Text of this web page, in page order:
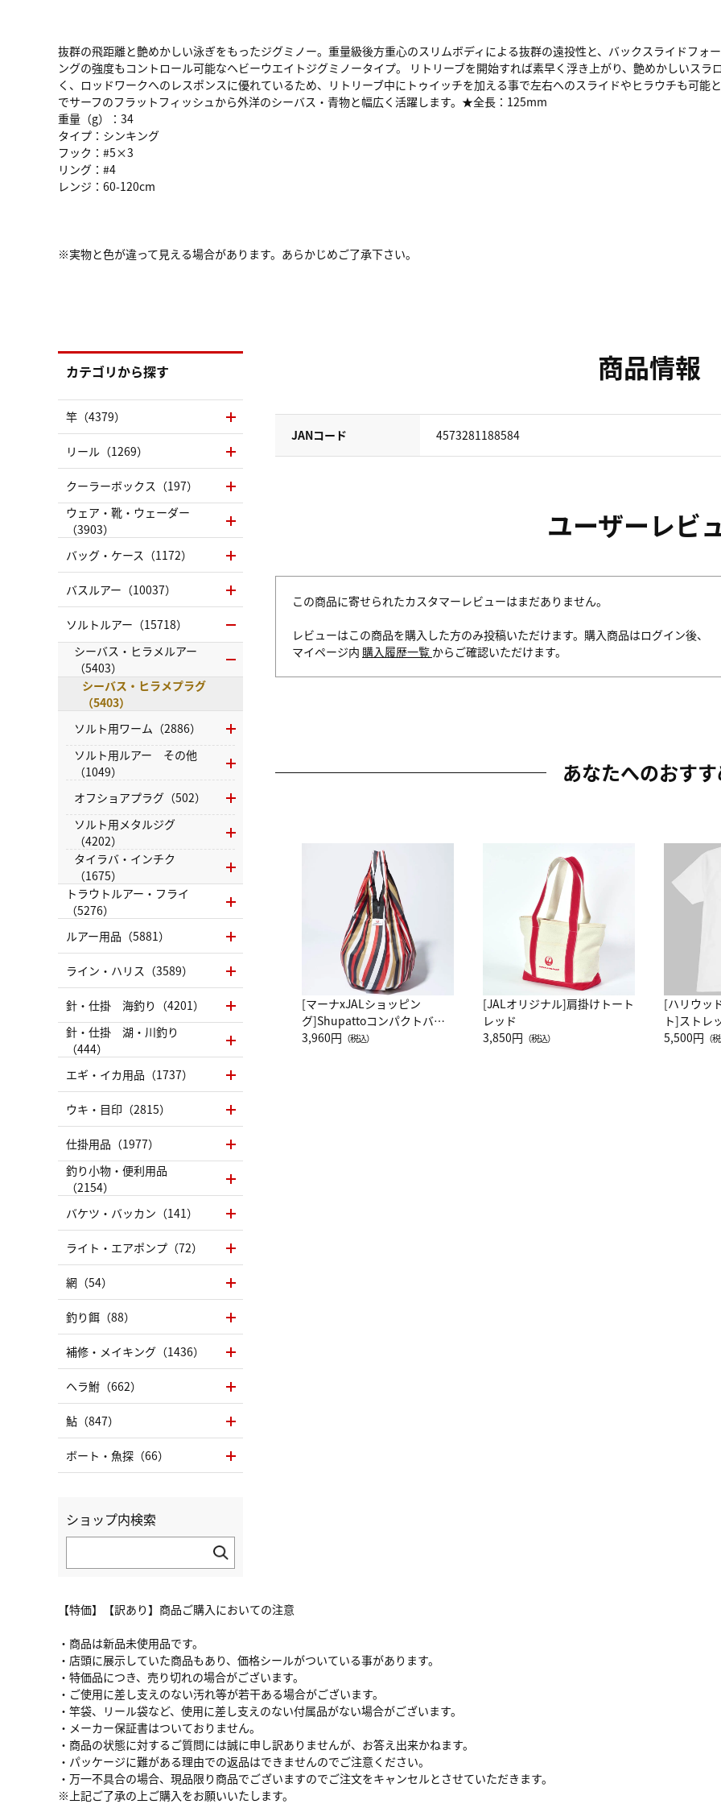
抜群の飛距離と艶めかしい泳ぎをもったジグミノー。重量級後方重心のスリムボディによる抜群の遠投性と、バックスライドフォ
ングの強度もコントロール可能なヘビーウエイトジグミノータイプ。 リトリーブを開始すれば素早く浮き上がり、艶めかしいス
く、ロッドワークへのレスポンスに優れているため、リトリーブ中にトゥイッチを加える事で左右へのスライドやヒラウチも可能
でサーフのフラットフィッシュから外洋のシーバス・青物と幅広く活躍します。★全長：125mm
重量（g）：34
タイプ：シンキング
フック：#5×3
リング：#4
レンジ：60-120cm
※実物と色が違って見える場合があります。あらかじめご了承下さい。
商品情報
JANコード 4573281188584
ユーザーレビ
この商品に寄せられたカスタマーレビューはまだありません。
レビューはこの商品を購入した方のみ投稿いただけます。購入商品はログイン後、
マイページ内 購入履歴一覧 からご確認いただけます。
あなたへのおす
[マーナxJALショッピン
グ]Shupattoコンパクトバッ
グ Drop JAL客室乗務員
3,960円 （税込）
[JALオリジナル]肩掛けトート
レッド
3,850円 （税込）
[ハリウッ
ト]ストレ
ーネック
5,500円 （
【特価】【訳あり】商品ご購入においての注意
・商品は新品未使用品です。
・店頭に展示していた商品もあり、価格シールがついている事があります。
・特価品につき、売り切れの場合がございます。
・ご使用に差し支えのない汚れ等が若干ある場合がございます。
・竿袋、リール袋など、使用に差し支えのない付属品がない場合がございます。
・メーカー保証書はついておりません。
・商品の状態に対するご質問には誠に申し訳ありませんが、お答え出来かねます。
・パッケージに難がある理由での返品はできませんのでご注意ください。
・万一不具合の場合、現品限り商品でございますのでご注文をキャンセルとさせていただきます。
※上記ご了承の上ご購入をお願いいたします。
カテゴリから探す
竿（4379）
リール（1269）
クーラーボックス（197）
ウェア・靴・ウェーダー
（3903）
バッグ・ケース（1172）
バスルアー（10037）
ソルトルアー（15718）
シーバス・ヒラメルアー
（5403）
シーバス・ヒラメプラグ
（5403）
ソルト用ワーム（2886）
ソルト用ルアー その他
（1049）
オフショアプラグ（502）
ソルト用メタルジグ
（4202）
タイラバ・インチク
（1675）
トラウトルアー・フライ
（5276）
ルアー用品（5881）
ライン・ハリス（3589）
針・仕掛 海釣り（4201）
針・仕掛 湖・川釣り
（444）
エギ・イカ用品（1737）
ウキ・目印（2815）
仕掛用品（1977）
釣り小物・便利用品
（2154）
バケツ・バッカン（141）
ライト・エアポンプ（72）
網（54）
釣り餌（88）
補修・メイキング（1436）
ヘラ鮒（662）
鮎（847）
ボート・魚探（66）
ショップ内検索